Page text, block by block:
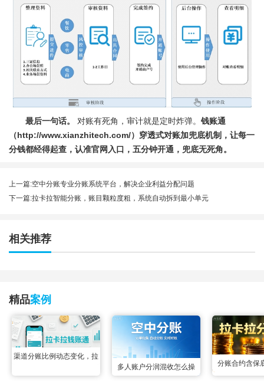
最后一句话。 对账有死角，审计就是定时炸弹。 钱账通
（http://www.xianzhitech.com/）穿透式对账加兜底机制，让每一
分钱都经得起查，认准官网入口，五分钟开通，兜底无死角。
上一篇:空中分账专业分账系统平台，解决企业利益分配问题
下一篇:拉卡拉智能分账，账目颗粒度粗，系统自动拆到最小单元
相关推荐
精品案例
渠道分账比例动态变化，拉
卡拉钱账通配置变更实时生
多人账户分润混收怎么操 分账合约含保